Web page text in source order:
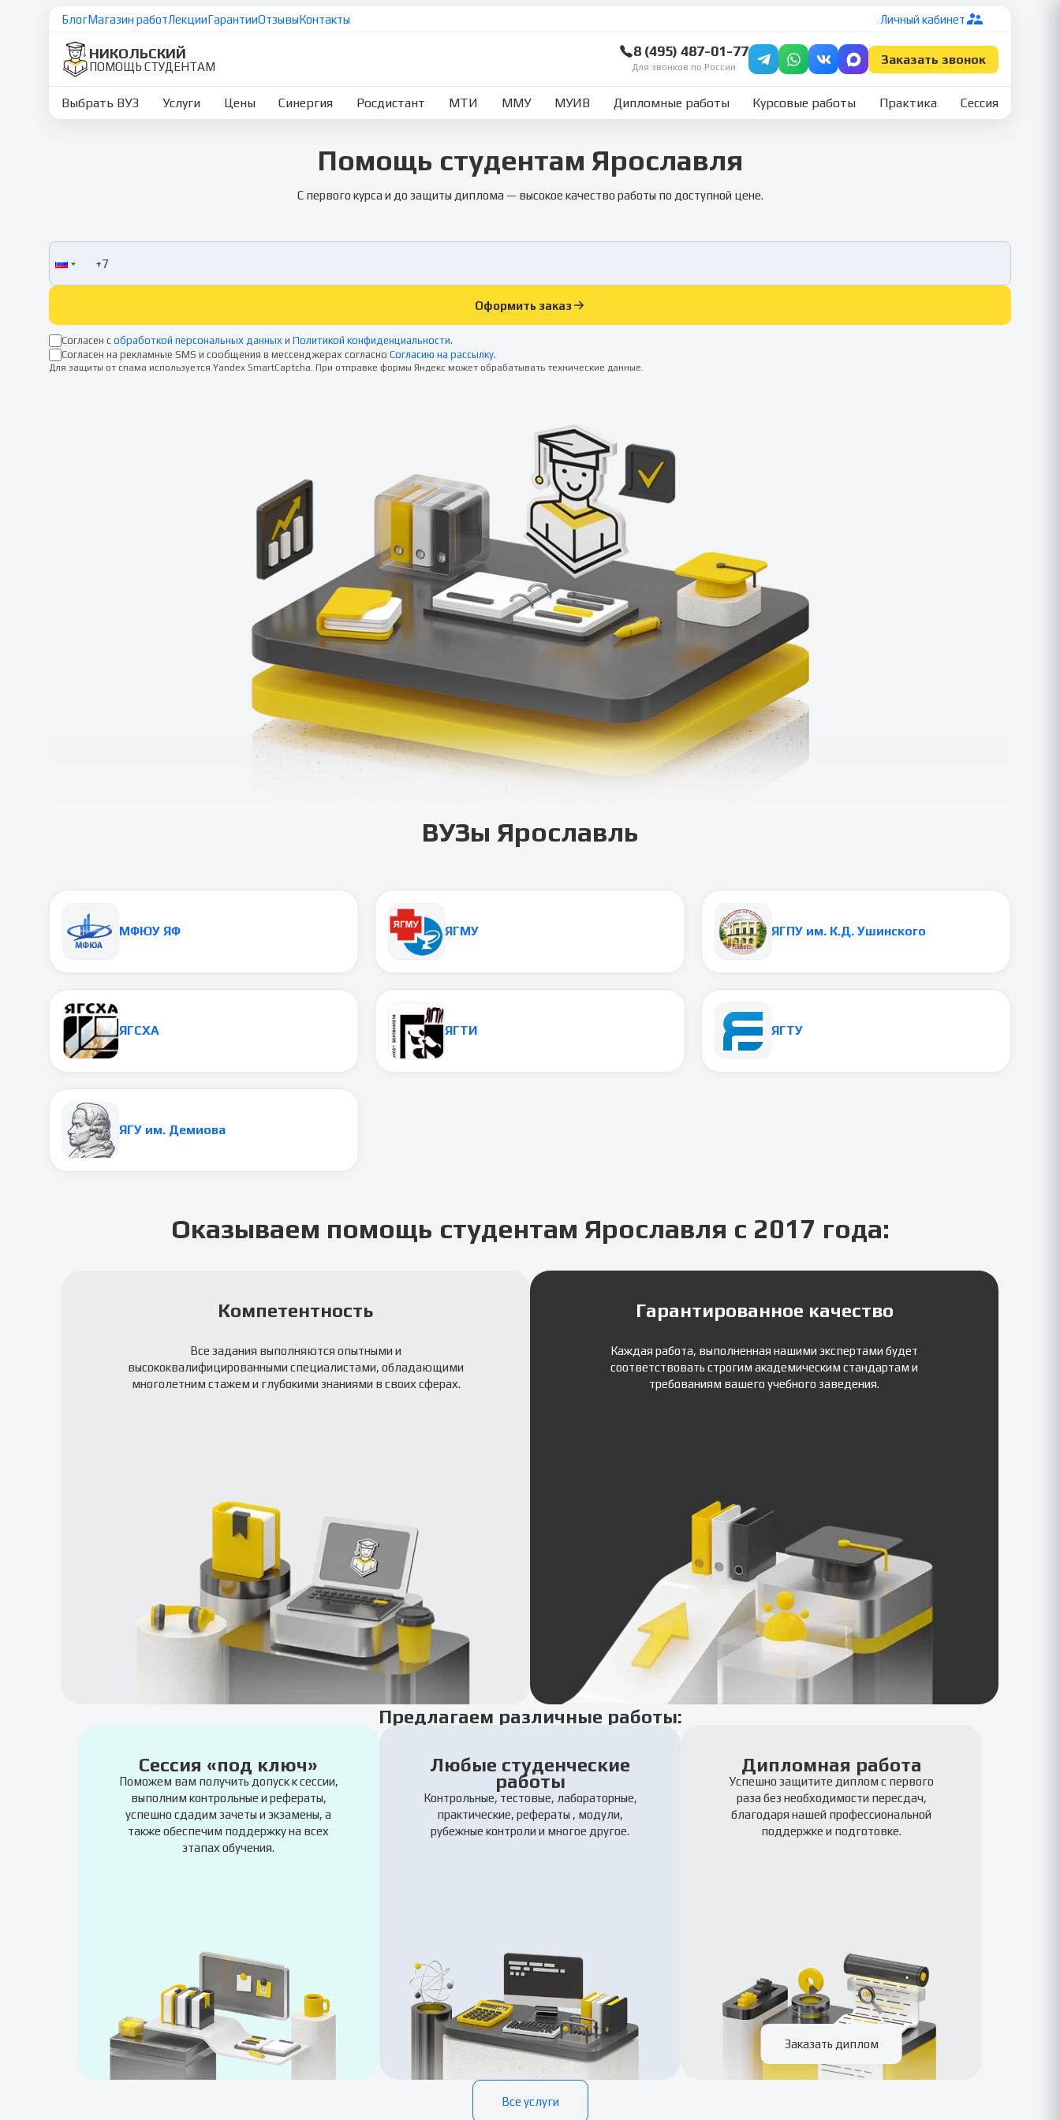
БлогМагазин работЛекцииГарантииОтзывыКонтакты Личный кабинет
НИКОЛЬСКИЙ
ПОМОЩЬ СТУДЕНТАМ
8 (495) 487-01-77
Для звонков по России
Заказать звонок
Выбрать ВУЗ Услуги Цены Синергия Росдистант МТИ ММУ МУИВ Дипломные работы Курсовые работы Практика Сессия
Помощь студентам Ярославля
С первого курса и до защиты диплома — высокое качество работы по доступной цене.
Оформить заказ
Согласен с обработкой персональных данных и Политикой конфиденциальности.
Согласен на рекламные SMS и сообщения в мессенджерах согласно Согласию на рассылку.
Для защиты от спама используется Yandex SmartCaptcha. При отправке формы Яндекс может обрабатывать технические данные.
ВУЗы Ярославль
МФЮУ ЯФ ЯГМУ ЯГПУ им. К.Д. Ушинского
ЯГСХА ЯГТИ ЯГТУ
ЯГУ им. Демиова
Оказываем помощь студентам Ярославля с 2017 года:
Компетентность
Все задания выполняются опытными и
высококвалифицированными специалистами, обладающими
многолетним стажем и глубокими знаниями в своих сферах.
Гарантированное качество
Каждая работа, выполненная нашими экспертами будет
соответствовать строгим академическим стандартам и
требованиям вашего учебного заведения.
Предлагаем различные работы:
Сессия «под ключ»
Поможем вам получить допуск к сессии,
выполним контрольные и рефераты,
успешно сдадим зачеты и экзамены, а
также обеспечим поддержку на всех
этапах обучения.
Любые студенческие
работы
Контрольные, тестовые, лабораторные,
практические, рефераты , модули,
рубежные контроли и многое другое.
Дипломная работа
Успешно защитите диплом с первого
раза без необходимости пересдач,
благодаря нашей профессиональной
поддержке и подготовке.
Заказать диплом
Все услуги